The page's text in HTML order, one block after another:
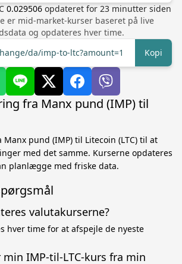
0.029506 opdateret for 23minutter siden
er mid-market-kurser baseret på live
og opdateres hver time.
da/imp-to-ltc?amount=1
Kopi
fra Manx pund (IMP) til
pund (IMP) til Litecoin (LTC) til at
med det samme. Kurserne opdateres
planlægge med friske data.
valutakurserne?
hver time for at afspejle de nyeste
IMP-til-LTC-kurs fra min